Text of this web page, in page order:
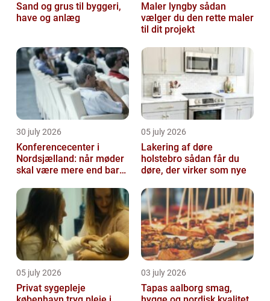
Sand og grus til byggeri,
have og anlæg
Maler lyngby sådan
vælger du den rette maler
til dit projekt
30 july 2026
Konferencecenter i
Nordsjælland: når møder
skal være mere end bare
05 july 2026
Lakering af døre
holstebro sådan får du
døre, der virker som nye
05 july 2026
Privat sygepleje
03 july 2026
Tapas aalborg smag,